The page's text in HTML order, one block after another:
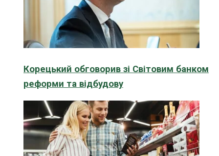
Корецький обговорив зі Світовим банком
реформи та відбудову